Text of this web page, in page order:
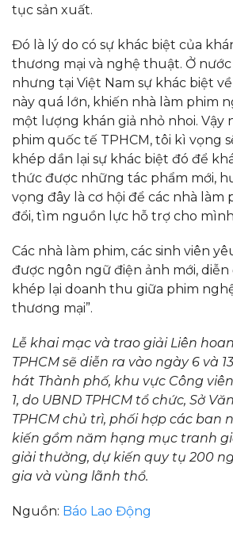
tục sản xuất.
Đó là lý do có sự khác biệt của
thương mại và nghệ thuật. Ở nước
nhưng tại Việt Nam sự khác biệt
này quá lớn, khiến nhà làm phim
một lượng khán giả nhỏ nhoi. Vậy
phim quốc tế TPHCM, tôi kì vọng
khép dần lại sự khác biệt đó để
thức được những tác phẩm mới,
vọng đây là cơ hội để các nhà làm
đổi, tìm nguồn lực hỗ trợ cho
Các nhà làm phim, các sinh viên
được ngôn ngữ điện ảnh mới, diễn
khép lại doanh thu giữa phim
thương mại”.
Lễ khai mạc và trao giải Liên
TPHCM sẽ diễn ra vào ngày 6 và
hát Thành phố, khu vực Công
1, do UBND TPHCM tổ chức, Sở
TPHCM chủ trì, phối hợp các ban
kiến gồm năm hạng mục tranh
giải thưởng, dự kiến quy tụ 200
gia và vùng lãnh thổ.
Nguồn: Báo Lao Động